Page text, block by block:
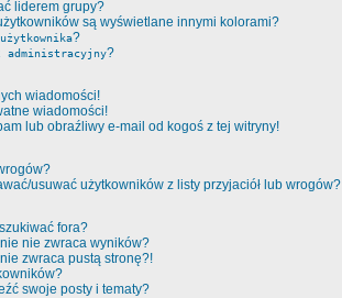
liderem grupy?
są wyświetlane innymi kolorami?
?
administracyjny?
wiadomości!
wiadomości!
lub obraźliwy e-mail od kogoś z tej witryny!
usuwać użytkowników z listy przyjaciół lub wrogów?
fora?
nie zwraca wyników?
zwraca pustą stronę?!
swoje posty i tematy?